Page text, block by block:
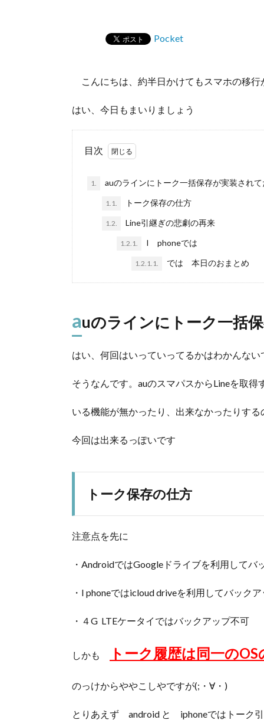
Pocket
こんにちは、約半日かけてもスマホの移行
はい、今日もまいりましょう
目次
1. auのラインにトーク一括保存が実装されて
1.1. トーク保存の仕方
1.2. Line引継ぎの悲劇の再来
1.2.1. I phoneでは
1.2.1.1. では 本日のおまとめ
auのラインにトーク一括
はい、何回はいっていってるかはわかんない
そうなんです。auのスマパスからLineを取
いる機能が無かったり、出来なかったりする
今回は出来るっぽいです
トーク保存の仕方
注意点を先に
・AndroidではGoogleドライブを利用してバ
・I phoneではicloud driveを利用してバック
・４G LTEケータイではバックアップ不可
しかも トーク履歴は同一の
のっけからややこしやですが(;・∀・)
とりあえず android と iphoneではトーク